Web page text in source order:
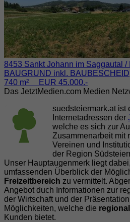
8453 Sankt Johann im Saggautal /
BAUGRUND inkl. BAUBESCHEID
740 m² EUR 45.000.-
Das JetztMedien.com Medien
suedsteiermark.at ist
Internetadressen der
welche es sich zur
Zusammenarbeit mit
Vereinen und
der Region
Unser Hauptaugenmerk liegt
umfassenden Überblick der
Freizeitbereich zu vermittelt.
Angebot duch Informationen zur
der Wirtschaft und der
Möglichkeiten, welche die
Kunden bietet.